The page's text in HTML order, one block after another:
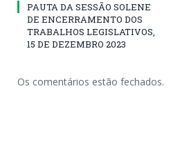
PAUTA DA SESSÃO SOLENE
DE ENCERRAMENTO DOS
TRABALHOS LEGISLATIVOS,
15 DE DEZEMBRO 2023
Os comentários estão fechados.